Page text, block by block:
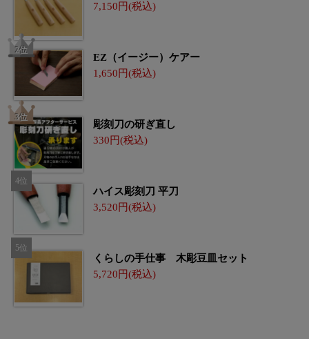
7,150
EZ（イージー）ケアー
1,650
彫刻刀の研ぎ直し
330
ハイス彫刻刀 平刀
3,520
くらしの手仕事 木彫豆皿セット
5,720